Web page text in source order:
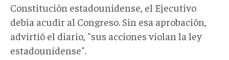
Constitución estadounidense, el Ejecutivo
debía acudir al Congreso. Sin esa aprobación,
advirtió el diario, "sus acciones violan la ley
estadounidense".